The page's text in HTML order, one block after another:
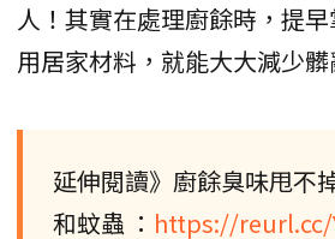
人！其實在處理廚餘時，提
用居家材料，就能大大減少髒
延伸閱讀》廚餘臭味甩不
和蚊蟲 ： https://reurl.cc/